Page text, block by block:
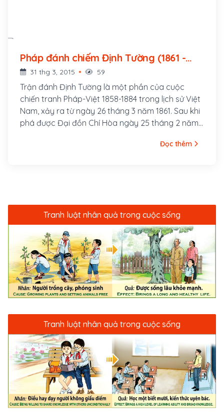
Pháp đánh chiếm Định Tường (1861 -
1861)31 thg 3, 2015 59
Trận đánh Định Tường là một phần của cuộc
chiến tranh Pháp-Việt 1858-1884 trong lịch sử Việt
Nam, xảy ra từ ngày 26 tháng 3 năm 1861. Sau khi
phá được Đại đồn Chí Hòa ngày 25 tháng 2 năm
đánh lấy Biên Hòa và Định Tường (sau này được
khi cân khi cân nhắc, Thủy sư đề đốc Charner
quyết định đánh chiếm Định Tường trước. Chiến
thằng Định Tường giúp người Pháp lập được nhiều
căn cứ quan trọng, từng bước hoàn thành công
cuộc chinh phục đất đai của người Việt.
Đọc thêm
Tranh luật nhân quả trong cuộc sống
Tranh luật nhân quả trong cuộc sống